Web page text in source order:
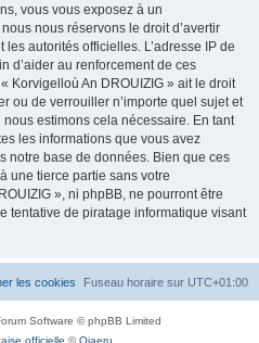
vous vous exposez à un
nous réservons le droit d’avertir
autorités officielles. L’adresse IP de
d’aider au renforcement de ces
Korvigelloù An DROUIZIG » ait le droit
ou de verrouiller n’importe quel sujet et
estimons cela nécessaire. En tant
les informations que vous avez
notre base de données. Bien que ces
une tierce partie sans votre
», ni phpBB, ne pourront être
tentative de piratage informatique visant
Fuseau horaire sur UTC+01:00
les cookies
Software © phpBB Limited
officielle ©Qiaeru